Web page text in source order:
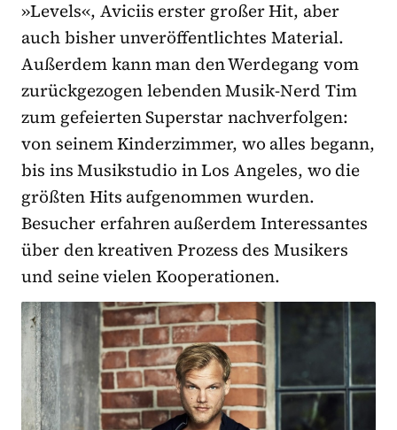
»Levels«, Aviciis erster großer Hit, aber
auch bisher unveröffentlichtes Material.
Außerdem kann man den Werdegang vom
zurückgezogen lebenden Musik-Nerd Tim
zum gefeierten Superstar nachverfolgen:
von seinem Kinderzimmer, wo alles begann,
bis ins Musikstudio in Los Angeles, wo die
größten Hits aufgenommen wurden.
Besucher erfahren außerdem Interessantes
über den kreativen Prozess des Musikers
und seine vielen Kooperationen.